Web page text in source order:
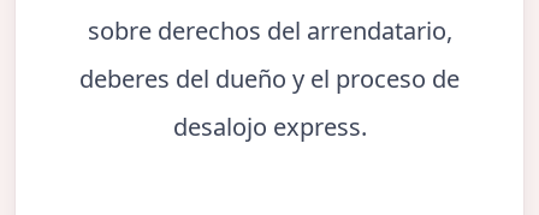
sobre derechos del arrendatario,
deberes del dueño y el proceso de
desalojo express.